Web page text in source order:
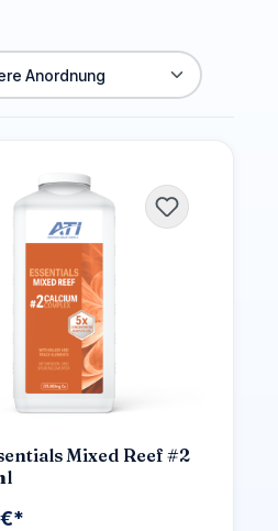
Mixed Reef #2